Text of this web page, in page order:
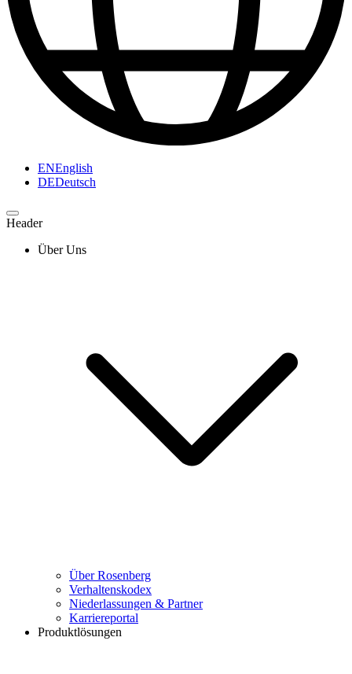
ENEnglish
DEDeutsch
Header
Über Uns
Über Rosenberg
Verhaltenskodex
Niederlassungen & Partner
Karriereportal
Produktlösungen